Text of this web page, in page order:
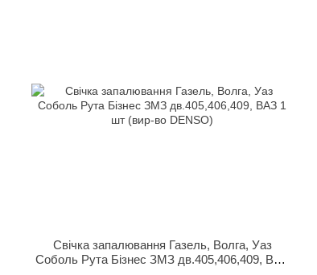
Свічка запалювання Газель, Волга, Уаз
Соболь Рута Бізнес ЗМЗ дв.405,406,409, ВАЗ